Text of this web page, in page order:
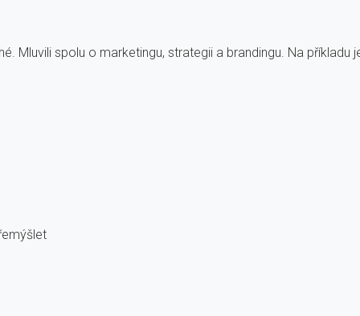
Mluvili spolu o marketingu, strategii a brandingu. Na